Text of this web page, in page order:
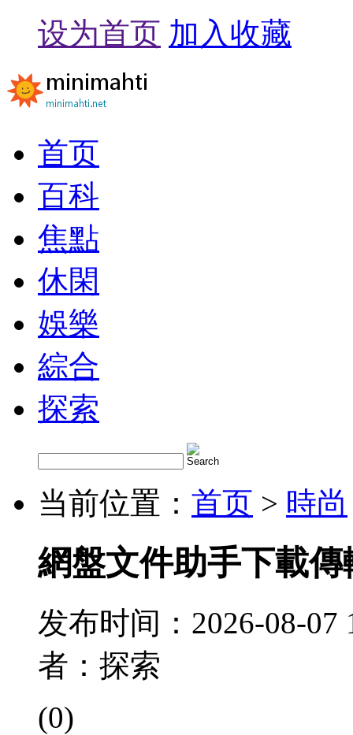
设为首页 加入收藏
首页
百科
焦點
休閑
娛樂
綜合
探索
当前位置： 首页 > 時尚
網盤文件助手下載傳
发布时间：2026-08-07
者：探索
(0)